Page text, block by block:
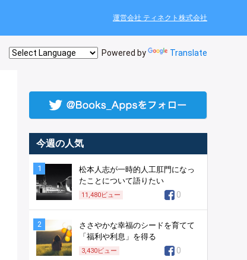
運営会社 ティネクト株式会社
Powered by Translate
今週の人気
1
松本人志が一時的人工肛門になっ
たことについて語りたい
11,480ビュー 0
2
ささやかな幸福のシードを育てて
「福利や利息」を得る
3,430ビュー 0